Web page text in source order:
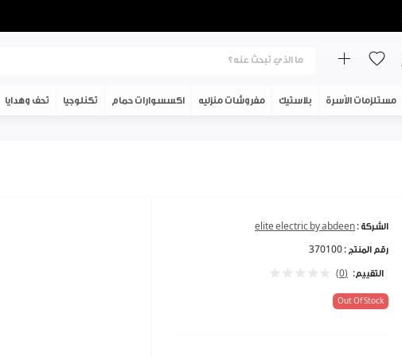
مستلزمات الأسرة بلاستيك مفروشات منزليه اكسسوارات حمام تكنلوجيا تحف وهدايا
الشركة : elite electric by abdeen
رقم المنتج : 370100
التقييم: (0)
Out Of Stock